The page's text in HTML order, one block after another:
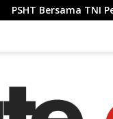
Semangat Gotong